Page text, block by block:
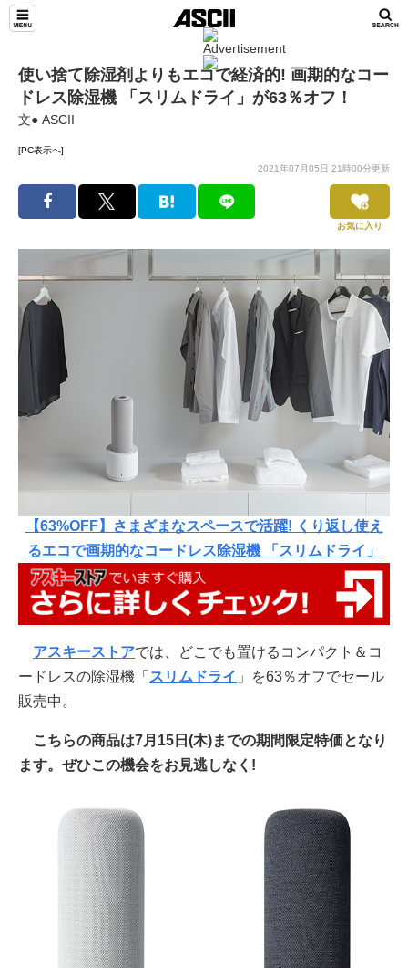
使い捨て除湿剤よりもエコで経済的! 画期的なコー
ドレス除湿機 「スリムドライ」が63％オフ！
文● ASCII
[PC表示へ]
2021年07月05日 21時00分更新
お気に入り
【63%OFF】さまざまなスペースで活躍! くり返し使え
るエコで画期的なコードレス除湿機 「スリムドライ」
アスキーストアでは、どこでも置けるコンパクト＆コ
ードレスの除湿機「 スリムドライ 」を63％オフでセール
販売中。
こちらの商品は7月15日(木)までの期間限定特価となり
ます。ぜひこの機会をお見逃しなく!